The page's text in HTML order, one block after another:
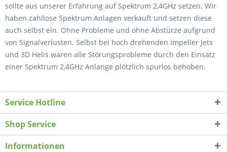
sollte aus unserer Erfahrung auf Spektrum 2,4GHz setzen. Wir
haben zahllose Spektrum Anlagen verkauft und setzen diese
auch selbst ein. Ohne Probleme und ohne Abstürze aufgrund
von Signalverlusten. Selbst bei hoch drehenden Impeller Jets
und 3D Helis waren alle Störungsprobleme durch den Einsatz
einer Spektrum 2,4GHz Anlange plötzlich spurlos behoben.
Service Hotline
Shop Service
Informationen